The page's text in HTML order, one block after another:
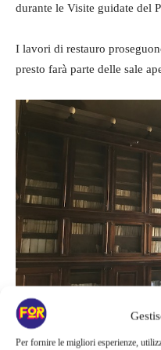
Per fornire le migliori esperienze,
durante le Visite guidate del
I lavori di restauro
presto farà parte delle sale